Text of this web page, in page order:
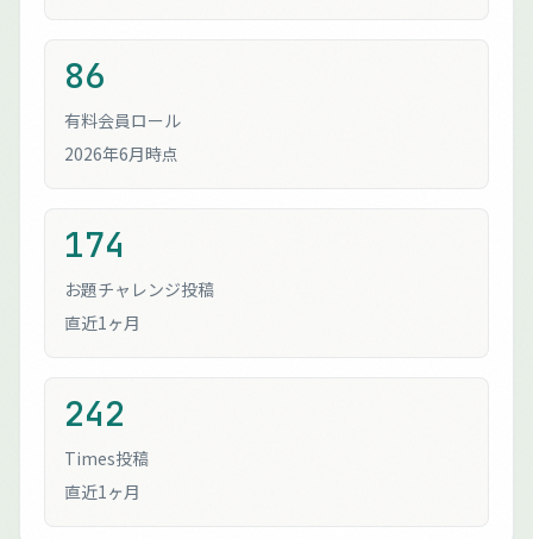
86
有料会員ロール
2026年6月時点
174
お題チャレンジ投稿
直近1ヶ月
242
Times投稿
直近1ヶ月